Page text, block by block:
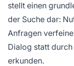
stellt einen
der Suche dar:
Anfragen
Dialog statt
erkunden.